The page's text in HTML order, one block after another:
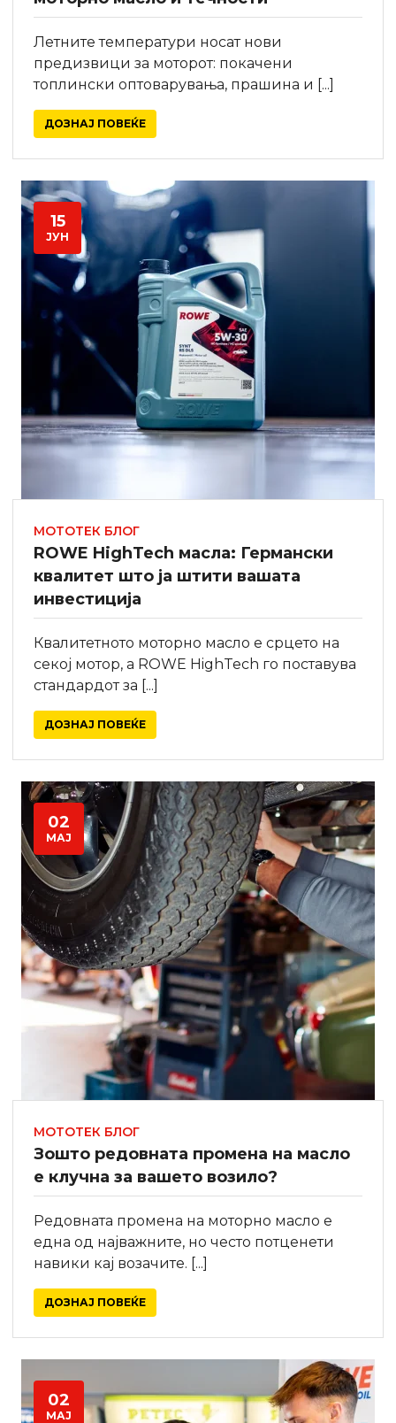
Летните температури носат нови
предизвици за моторот: покачени
топлински оптоварувања, прашина и [...]
ДОЗНАЈ ПОВЕЌЕ
15
ЈУН
МОТОТЕК БЛОГ
ROWE HighTech масла: Германски
квалитет што ја штити вашата
инвестиција
Квалитетното моторно масло е срцето на
секој мотор, а ROWE HighTech го поставува
стандардот за [...]
ДОЗНАЈ ПОВЕЌЕ
02
МАЈ
МОТОТЕК БЛОГ
Зошто редовната промена на масло
е клучна за вашето возило?
Редовната промена на моторно масло е
една од најважните, но често потценети
навики кај возачите. [...]
ДОЗНАЈ ПОВЕЌЕ
02
МАЈ